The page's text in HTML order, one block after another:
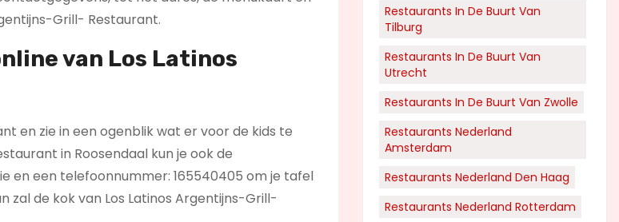
Grill- Restaurant.
van Los Latinos
en zie in een ogenblik wat er voor de kids te
in Roosendaal kun je ook de
en een telefoonnummer: 165540405 om je tafel
zal de kok van Los Latinos Argentijns-Grill-
Restaurants In De Buurt Van
Tilburg
Restaurants In De Buurt Van
Utrecht
Restaurants In De Buurt Van Zwolle
Restaurants Nederland
Amsterdam
Restaurants Nederland Den Haag
Restaurants Nederland Rotterdam